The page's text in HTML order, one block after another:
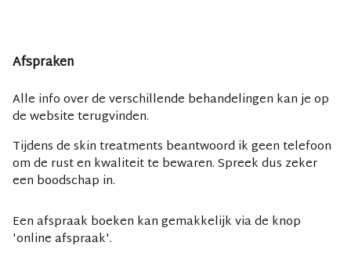
Afspraken
Alle info over de verschillende behandelingen kan je op
de website terugvinden.
Tijdens de skin treatments beantwoord ik geen telefoon
om de rust en kwaliteit te bewaren. Spreek dus zeker
een boodschap in.
Een afspraak boeken kan gemakkelijk via de knop
'online afspraak'.